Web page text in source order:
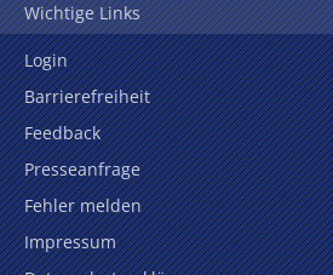
Wichtige Links
Login
Barrierefreiheit
Feedback
Presseanfrage
Fehler melden
Impressum